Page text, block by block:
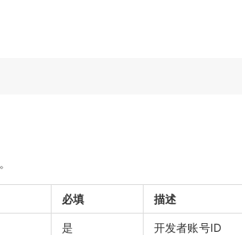
。
必填 描述
是 开发者账号ID